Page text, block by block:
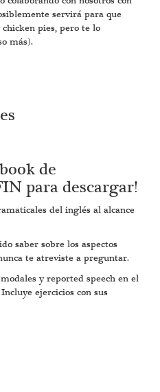
servirá para que
pies, pero te lo
más).
de
para descargar!
del inglés al alcance
saber sobre los aspectos
te atreviste a preguntar.
y reported speech en el
ejercicios con sus